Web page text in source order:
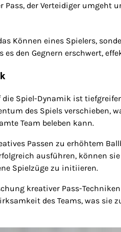
Pass, der Verteidiger
Können eines Spielers,
den Gegnern erschwert,
die Spiel-Dynamik ist
des Spiels verschieben,
Team beleben kann.
Passen zu erhöhtem
ausführen, können
Spielzüge zu initiieren.
kreativer Pass-
des Teams, was sie